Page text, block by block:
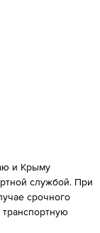
и Крыму
службой. При
срочного